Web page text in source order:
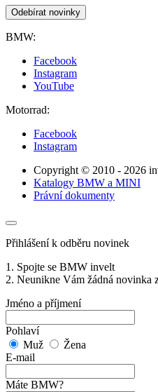
Odebírat novinky
BMW:
Facebook
Instagram
YouTube
Motorrad:
Facebook
Instagram
Copyright © 2010 - 2026
Katalogy BMW a MINI
Právní dokumenty
Přihlášení k odběru novinek
1. Spojte se BMW invelt
2. Neunikne Vám žádná novinka
Jméno a příjmení
Pohlaví
Muž
Žena
E-mail
Máte BMW?